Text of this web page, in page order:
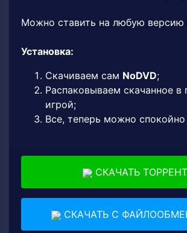
Можно ставить на любую версию
Установка:
Скачиваем сам NoDVD;
Распаковываем скачанное в
игрой;
Все, теперь можно спокойно
СКАЧАТЬ ТОРРЕНТ
СКАЧАТЬ С